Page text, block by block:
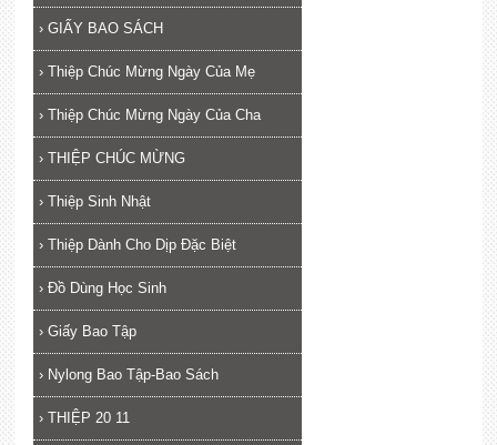
› GIẤY BAO SÁCH
› Thiệp Chúc Mừng Ngày Của Mẹ
› Thiệp Chúc Mừng Ngày Của Cha
› THIỆP CHÚC MỪNG
› Thiệp Sinh Nhật
› Thiệp Dành Cho Dịp Đặc Biệt
› Đồ Dùng Học Sinh
› Giấy Bao Tập
› Nylong Bao Tập-Bao Sách
› THIỆP 20 11